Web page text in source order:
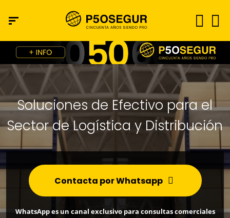
Soluciones de Efectivo para el
Sector de Logística y Distribución
Contacta por Whatsapp
WhatsApp es un canal exclusivo para consultas comerciales